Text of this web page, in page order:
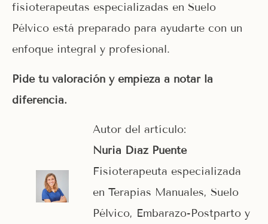
fisioterapeutas especializadas en Suelo
Pélvico está preparado para ayudarte con un
enfoque integral y profesional.
Pide tu valoración y empieza a notar la
diferencia.
Autor del artículo:
Nuria Díaz Puente
Fisioterapeuta especializada
en Terapias Manuales, Suelo
Pélvico, Embarazo-Postparto y